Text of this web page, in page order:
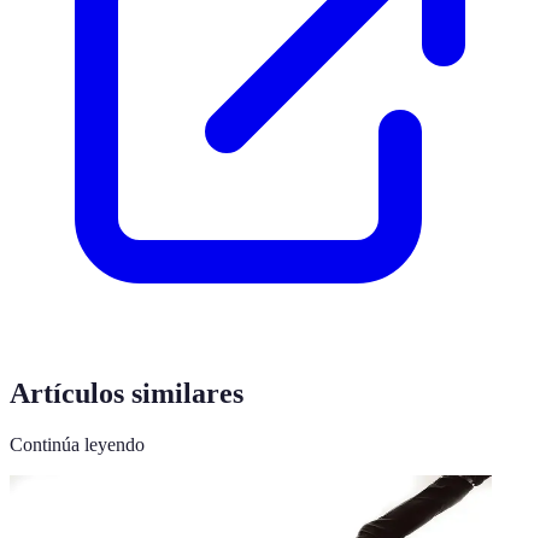
Artículos similares
Continúa leyendo